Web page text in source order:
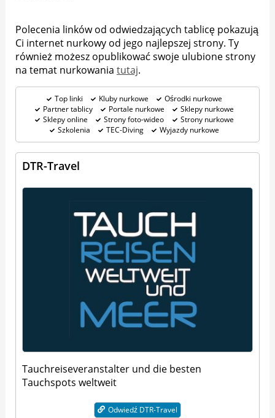
Polecenia linków od odwiedzających tablicę pokazują
Ci internet nurkowy od jego najlepszej strony. Ty
również możesz opublikować swoje ulubione strony
na temat nurkowania tutaj.
Top linki Kluby nurkowe
Ośrodki nurkowe
Partner tablicy
Portale nurkowe
Sklepy nurkowe
Sklepy online
Strony foto-wideo
Strony nurkowe
Szkolenia
TEC-Diving Wyjazdy nurkowe
DTR-Travel
Tauchreiseveranstalter und die besten
Tauchspots weltweit
Odwiedź DTR-Travel